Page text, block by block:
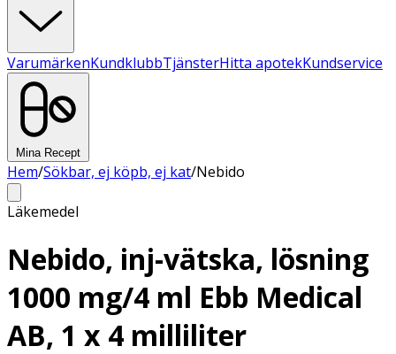
VarumärkenKundklubbTjänsterHitta apotekKundservice
Mina Recept
Hem/Sökbar, ej köpb, ej kat/Nebido
Läkemedel
Nebido, inj-vätska, lösning
1000 mg/4 ml Ebb Medical
AB, 1 x 4 milliliter